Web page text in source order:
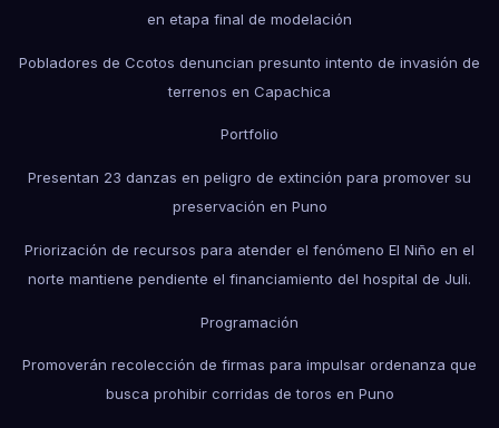
en etapa final de modelación
Pobladores de Ccotos denuncian presunto intento de invasión de
terrenos en Capachica
Portfolio
Presentan 23 danzas en peligro de extinción para promover su
preservación en Puno
Priorización de recursos para atender el fenómeno El Niño en el
norte mantiene pendiente el financiamiento del hospital de Juli.
Programación
Promoverán recolección de firmas para impulsar ordenanza que
busca prohibir corridas de toros en Puno